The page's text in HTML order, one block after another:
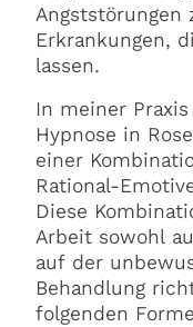
Angststörungen
Erkrankungen,
lassen.
In meiner
Hypnose in
einer
Rational-
Diese
Arbeit sowohl
auf der
Behandlung
folgenden